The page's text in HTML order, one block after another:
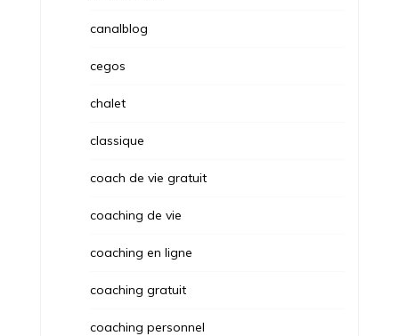
canalblog
cegos
chalet
classique
coach de vie gratuit
coaching de vie
coaching en ligne
coaching gratuit
coaching personnel